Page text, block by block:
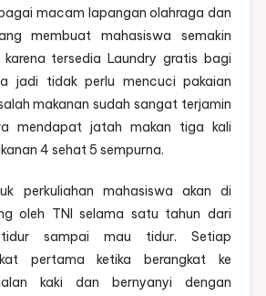
macam lapangan olahraga dan
membuat mahasiswa semakin
tersedia Laundry gratis bagi
jadi tidak perlu mencuci pakaian
makanan sudah sangat terjamin
mendapat jatah makan tiga kali
4 sehat 5 sempurna.
perkuliahan mahasiswa akan di
oleh TNI selama satu tahun dari
sampai mau tidur. Setiap
pertama ketika berangkat ke
kaki dan bernyanyi dengan